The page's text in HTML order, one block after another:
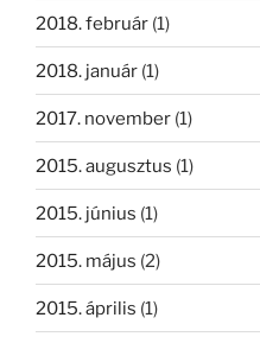
2018. február (1)
2018. január (1)
2017. november (1)
2015. augusztus (1)
2015. június (1)
2015. május (2)
2015. április (1)